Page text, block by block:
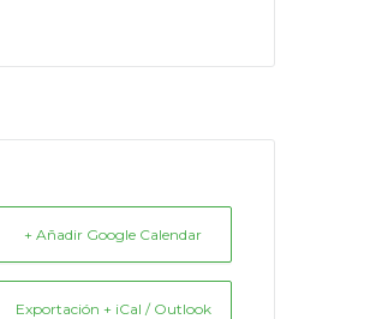
+ Añadir Google Calendar
Exportación + iCal / Outlook